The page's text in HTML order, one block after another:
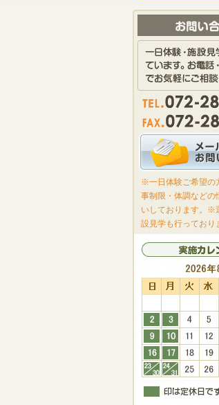
※一日体験ご希望の
事制限・体調などの
いしております。※
設見学も行っており